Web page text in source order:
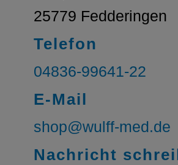
25779 Fedderingen
Telefon
04836-99641-22
E-Mail
shop@wulff-med.de
Nachricht